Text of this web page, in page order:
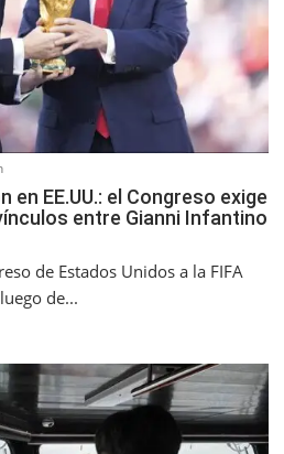
en EE.UU.: el Congreso exige
entre Gianni Infantino
de Estados Unidos a la FIFA
de...